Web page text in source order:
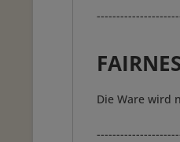
Die Ware wird